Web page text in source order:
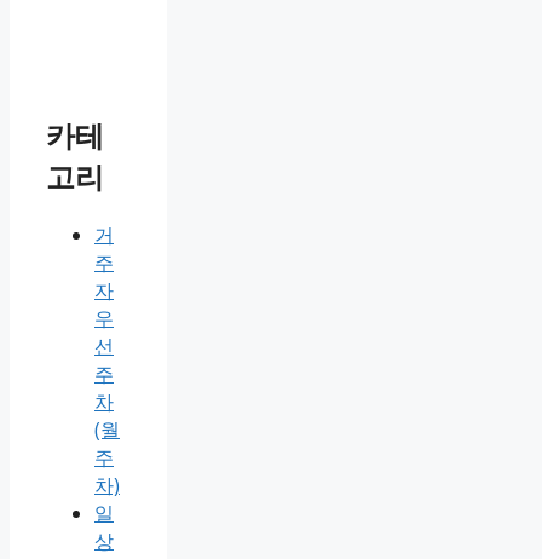
카테
고리
거
주
자
우
선
주
차
(월
주
차)
일
상